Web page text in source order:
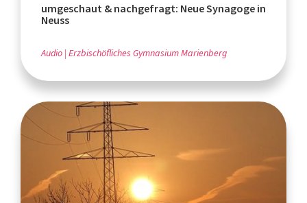
umgeschaut & nachgefragt: Neue Synagoge in
Neuss
Audio Erzbischöfliches Gymnasium Marienberg